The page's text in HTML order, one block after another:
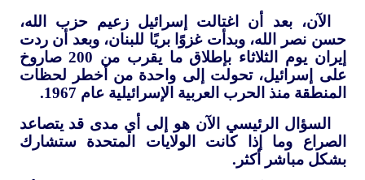
الآن، بعد أن اغتالت إسرائيل زعيم حزب الله،
حسن نصر الله، وبدأت غزوًا بريًا للبنان، وبعد أن ردت
إيران يوم الثلاثاء بإطلاق ما يقرب من 200 صاروخ
على إسرائيل، تحولت إلى واحدة من أخطر لحظات
المنطقة منذ الحرب العربية الإسرائيلية عام 1967.
السؤال الرئيسي الآن هو إلى أي مدى قد يتصاعد
الصراع وما إذا كانت الولايات المتحدة ستشارك
بشكل مباشر أكثر.